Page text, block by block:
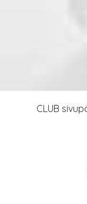
CLUB